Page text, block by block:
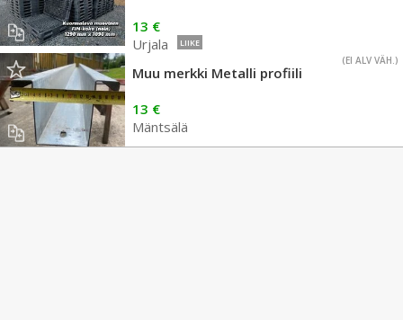
13 €
Urjala
LIIKE
(EI ALV VÄH.)
Muu merkki Metalli profiili
13 €
Mäntsälä